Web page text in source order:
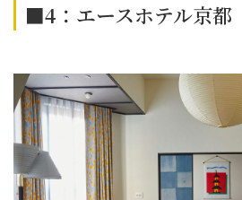
■4：エースホテル京都